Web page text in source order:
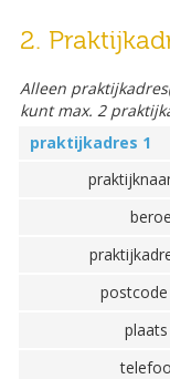
2.
Alleen
kunt max. 2
praktijkadres 1
postcode
plaats